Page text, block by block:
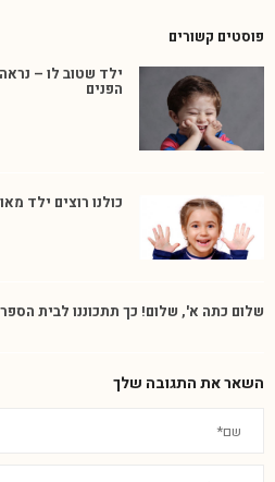
פוסטים קשורים
ילד שטוב לו –
הפנים
כולנו רוצים ילד
שלום כתה א', שלום! כך תתכוננו לבית הספר
השאר את התגובה שלך